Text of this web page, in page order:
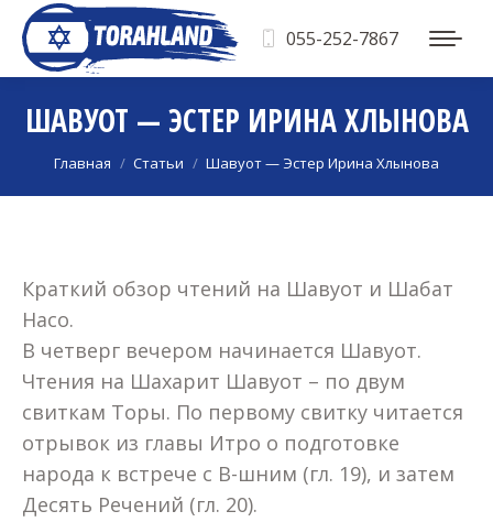
055-252-7867
ШАВУОТ — ЭСТЕР ИРИНА ХЛЫНОВА
Вы здесь:
Главная Статьи Шавуот — Эстер Ирина Хлынова
Краткий обзор чтений на Шавуот и Шабат
Насо.
В четверг вечером начинается Шавуот.
Чтения на Шахарит Шавуот – по двум
свиткам Торы. По первому свитку читается
отрывок из главы Итро о подготовке
народа к встрече с В-шним (гл. 19), и затем
Десять Речений (гл. 20).